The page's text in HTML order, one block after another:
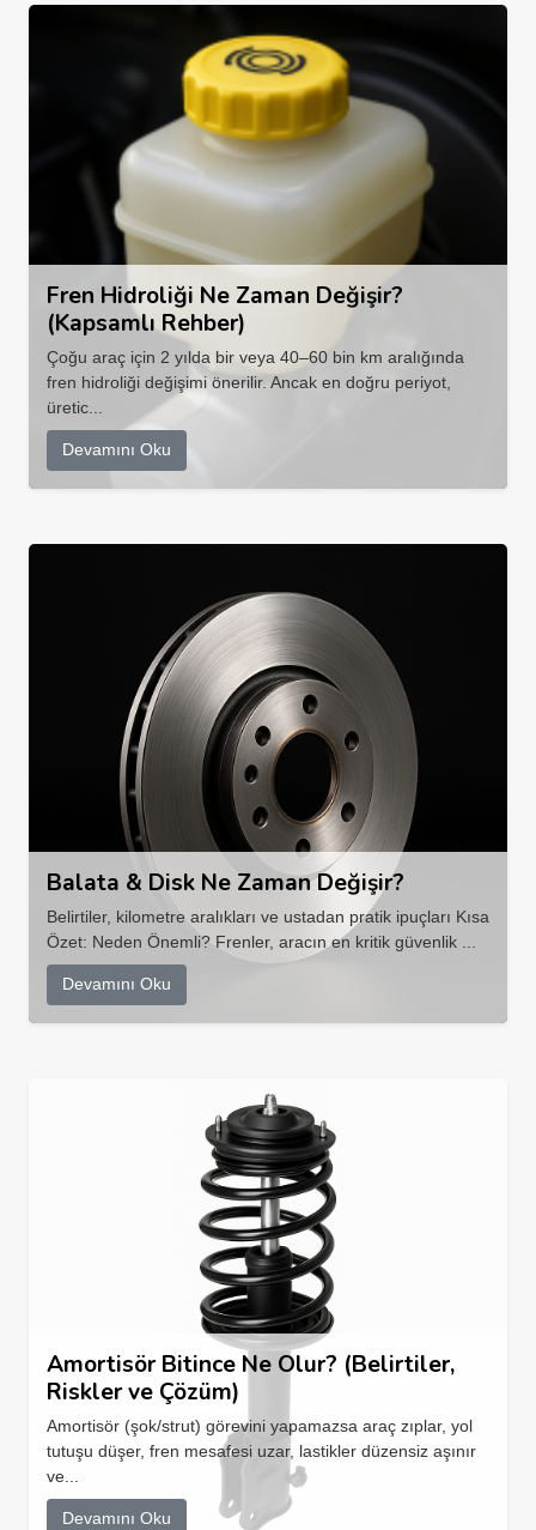
Fren Hidroliği Ne Zaman Değişir?
(Kapsamlı Rehber)
Çoğu araç için 2 yılda bir veya 40–60 bin km aralığında
fren hidroliği değişimi önerilir. Ancak en doğru periyot,
üretic...
Devamını Oku
Balata & Disk Ne Zaman Değişir?
Belirtiler, kilometre aralıkları ve ustadan pratik ipuçları Kısa
Özet: Neden Önemli? Frenler, aracın en kritik güvenlik ...
Devamını Oku
Amortisör Bitince Ne Olur? (Belirtiler,
Riskler ve Çözüm)
Amortisör (şok/strut) görevini yapamazsa araç zıplar, yol
tutuşu düşer, fren mesafesi uzar, lastikler düzensiz aşınır
ve...
Devamını Oku